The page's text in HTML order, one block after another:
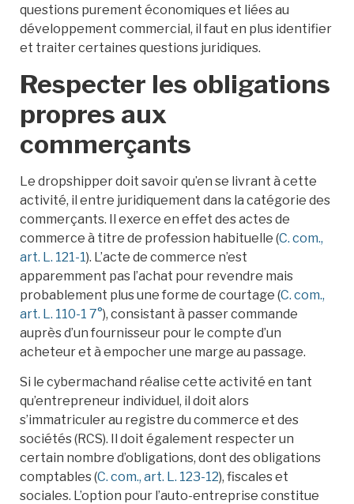
questions purement économiques et liées au
développement commercial, il faut en plus identifier
et traiter certaines questions juridiques.
Respecter les obligations
propres aux
commerçants
Le dropshipper doit savoir qu’en se livrant à cette
activité, il entre juridiquement dans la catégorie des
commerçants. Il exerce en effet des actes de
commerce à titre de profession habituelle (C. com.,
art. L. 121-1). L’acte de commerce n’est
apparemment pas l’achat pour revendre mais
probablement plus une forme de courtage (C. com.,
art. L. 110-1 7°), consistant à passer commande
auprès d’un fournisseur pour le compte d’un
acheteur et à empocher une marge au passage.
Si le cybermachand réalise cette activité en tant
qu’entrepreneur individuel, il doit alors
s’immatriculer au registre du commerce et des
sociétés (RCS). Il doit également respecter un
certain nombre d’obligations, dont des obligations
comptables (C. com., art. L. 123-12), fiscales et
sociales. L’option pour l’auto-entreprise constitue